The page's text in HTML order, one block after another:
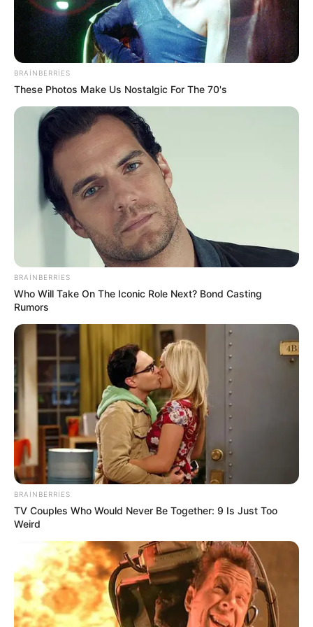
11:03 / 06 Avqust 2026
Ofisdə yanğın -Bir nəfər xilas edildi
68
10:48 / 06 Avqust 2026
Ekoloqdan ekoloji bərpa ilə bağlı
MÜHÜM AÇIQLAMA: Hansı hallarda
müdaxilə qaçılmazdır?
67
BRAINBERRIES
These Photos Make Us Nostalgic For The 70's
BRAINBERRIES
Who Will Take On The Iconic Role Next? Bond Casting
Rumors
BRAINBERRIES
TV Couples Who Would Never Be Together: 9 Is Just Too
Weird